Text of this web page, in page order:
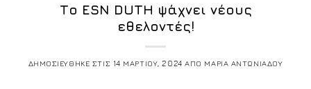
Το ESN DUTH ψάχνει νέους
εθελοντές!
ΔΗΜΟΣΙΕΥΘΗΚΕ ΣΤΙΣ 14 ΜΑΡΤΙΟΥ, 2024 ΑΠΟ ΜΑΡΙΑ ΑΝΤΩΝΙΑΔΟΥ